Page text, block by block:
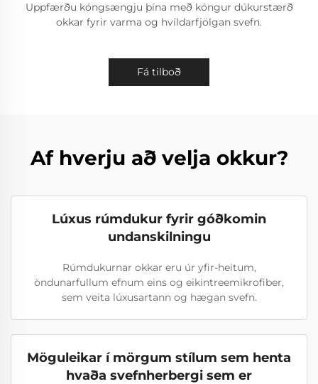
Uppfærðu kóngsængju þína með kóngur dúkurstærð
okkar fyrir varma og hvíldarfjölgan svefn.
Fá tilboð
Af hverju að velja okkur?
Lúxus rúmdukur fyrir góðkomin
undanskilningu
Rúmdukurnar okkar eru úr yfir-heitum,
öndunarfullum efnum eins og eikintreemikrofiber,
sem veita lúxusartann og hægan svefn.
Möguleikar í mörgum stílum sem henta
hvaða svefnherbergi sem er